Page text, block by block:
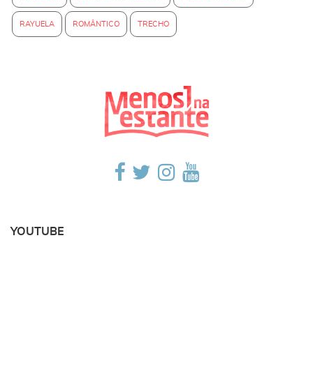
RAYUELA ROMÂNTICO TRECHO
YOUTUBE